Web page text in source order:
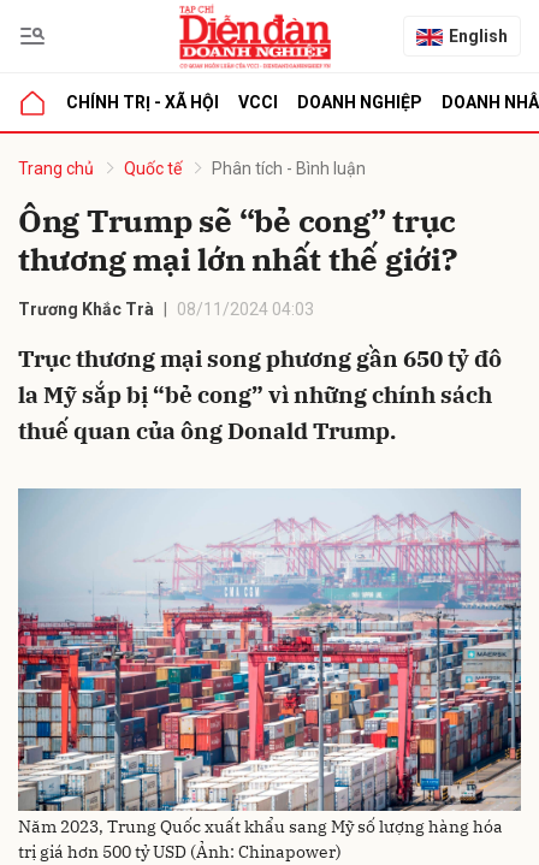
English
CHÍNH TRỊ - XÃ HỘI VCCI DOANH NGHIỆP DOANH
Trang chủ Quốc tế Phân tích - Bình luận
Ông Trump sẽ “bẻ cong” trục
thương mại lớn nhất thế giới?
Trương Khắc Trà 08/11/2024 04:03
Trục thương mại song phương gần 650 tỷ đô
la Mỹ sắp bị “bẻ cong” vì những chính sách
thuế quan của ông Donald Trump.
Năm 2023, Trung Quốc xuất khẩu sang Mỹ số lượng hàng hóa
trị giá hơn 500 tỷ USD (Ảnh: Chinapower)
luận
Hủy